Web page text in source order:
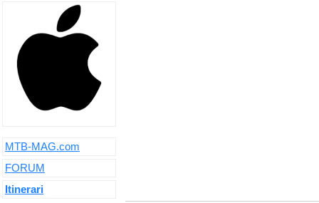
MTB-MAG.com
FORUM
Itinerari